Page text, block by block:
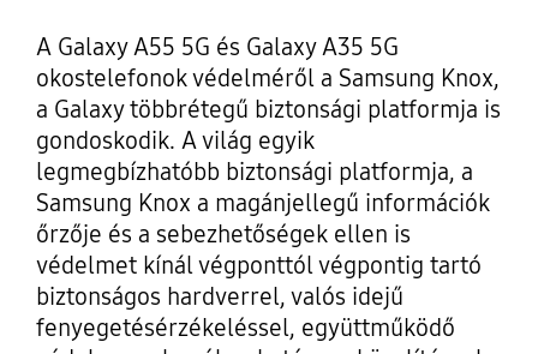
A Galaxy A55 5G és Galaxy A35 5G
okostelefonok védelméről a Samsung Knox,
a Galaxy többrétegű biztonsági platformja is
gondoskodik. A világ egyik
legmegbízhatóbb biztonsági platformja, a
Samsung Knox a magánjellegű információk
őrzője és a sebezhetőségek ellen is
védelmet kínál végponttól végpontig tartó
biztonságos hardverrel, valós idejű
fenyegetésérzékeléssel, együttműködő